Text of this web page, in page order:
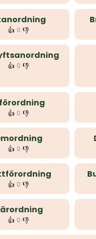
👍 0 👎
👍 0 👎
👍 0 👎
👍 0 👎
👍 0 👎
👍 0 👎